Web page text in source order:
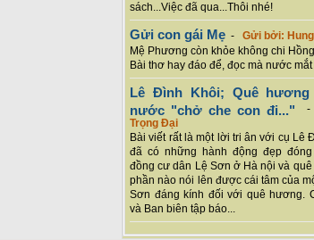
sách...Việc đã qua...Thôi nhé!
Gửi con gái Mẹ - Gửi bởi:
Mệ Phương còn khỏe không chi
Bài thơ hay đáo để, đọc mà nước
Lê Đình Khôi; Quê
nước "chở che con đi..."
Trọng Đại
Bài viết rất là một lời tri ân với cụ Lê
đã có những hành động đẹp
đồng cư dân Lệ Sơn ở Hà nội và
phần nào nói lên được cái tâm của
Sơn đáng kính đối với quê hương.
và Ban biên tập báo...